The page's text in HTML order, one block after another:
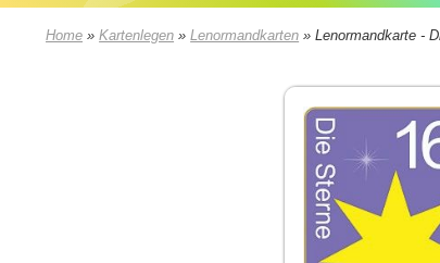
Home » Kartenlegen » Lenormandkarten » Lenormandkarte -